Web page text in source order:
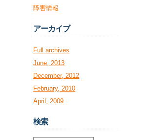
障害情報
アーカイブ
Full archives
June, 2013
December, 2012
February, 2010
April, 2009
検索